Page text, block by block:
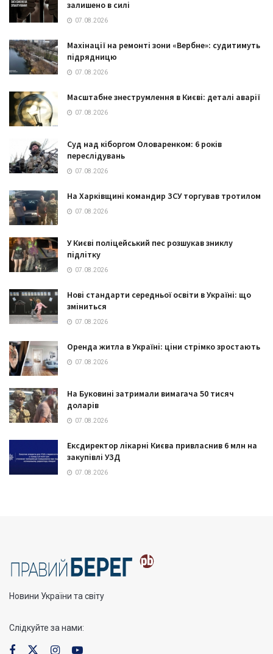
залишено в силі
07.08.2026
Махінації на ремонті зони «Вербне»: судитимуть
підрядницю
07.08.2026
Масштабне знеструмлення в Києві: деталі аварії
07.08.2026
Суд над кіборгом Оловаренком: 6 років
переслідувань
07.08.2026
На Харківщині командир ЗСУ торгував тротилом
07.08.2026
У Києві поліцейський пес розшукав зниклу
підлітку
07.08.2026
Нові стандарти середньої освіти в Україні: що
зміниться
07.08.2026
Оренда житла в Україні: ціни стрімко зростають
07.08.2026
На Буковині затримали вимагача 50 тисяч
доларів
07.08.2026
Ексдиректор лікарні Києва привласнив 6 млн на
закупівлі УЗД
07.08.2026
Новини України та світу
Слідкуйте за нами: